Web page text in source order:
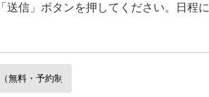
送信」ボタンを押してください。日程に